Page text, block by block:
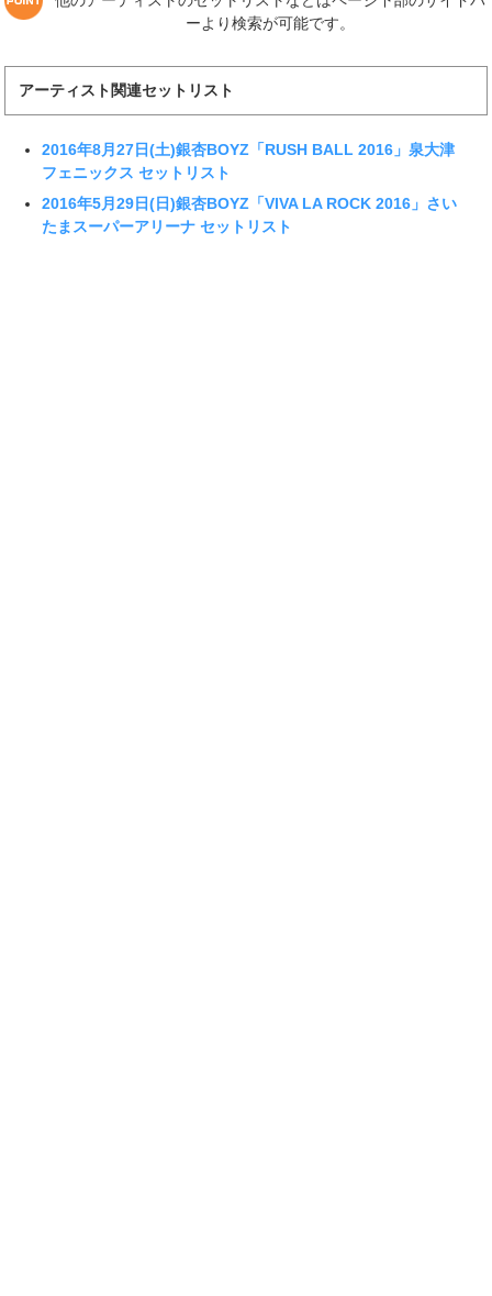
ーより検索が可能です。
アーティスト関連セットリスト
2016年8月27日(土)銀杏BOYZ「RUSH BALL 2016」泉大津
フェニックス セットリスト
2016年5月29日(日)銀杏BOYZ「VIVA LA ROCK 2016」さい
たまスーパーアリーナ セットリスト